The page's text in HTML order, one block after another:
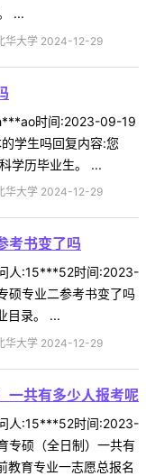
...
华大学 2024-12-29
时间:2023-09-19
学生吗回复内容:您
学历毕业生。 ...
华大学 2024-12-29
考书变了吗
人:15***52时间:2023-
硕专业二参考书变了吗
目录。 ...
华大学 2024-12-29
一共有多少人报考呢
人:15***52时间:2023-
专硕（全日制）一共有
教育专业一志愿总报名